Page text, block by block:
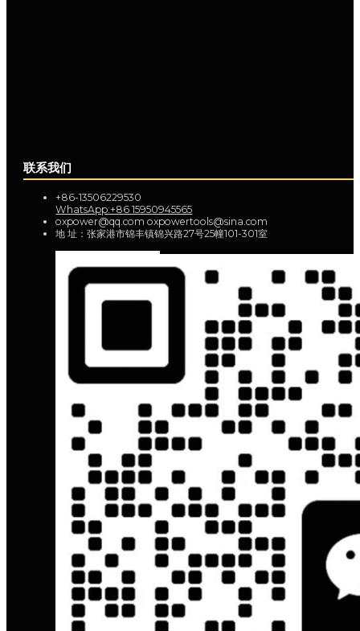
联系我们
+86-13506229530
WhatsApp:+86 15950945565
oxpower@qq.com oxpowertools@sina.com
地 址：张家港市锦丰镇锦兴路27号25幢101-301室